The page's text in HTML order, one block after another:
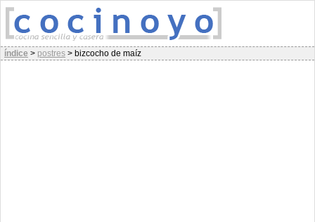
índice > postres > bizcocho de maíz